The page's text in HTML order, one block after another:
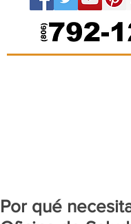
Por qué